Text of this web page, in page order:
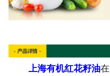
上海有机红花籽油